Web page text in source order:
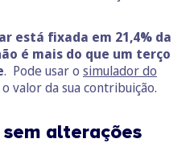
está fixada em 21,4% da
é mais do que um terço
. Pode usar o simulador do
valor da sua contribuição.
alterações